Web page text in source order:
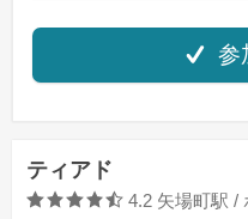
参
ティアド
口コミ評価
4.2 矢場町駅 /